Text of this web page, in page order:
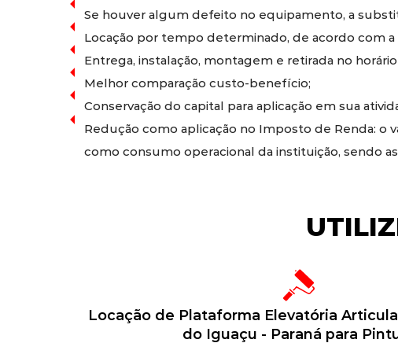
Se houver algum defeito no equipamento, a
Locação por tempo determinado, de acordo com a
Entrega, instalação, montagem e retirada no
Melhor comparação custo-benefício;
Conservação do capital para aplicação em sua
Redução como aplicação no Imposto de Renda:
como consumo operacional da instituição, sendo
Locação de Plataforma Elevatória
do Iguaçu - Paraná para